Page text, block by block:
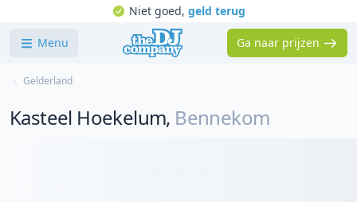
Niet goed, geld terug
Menu Ga naar prijzen
Gelderland
Kasteel Hoekelum, Bennekom